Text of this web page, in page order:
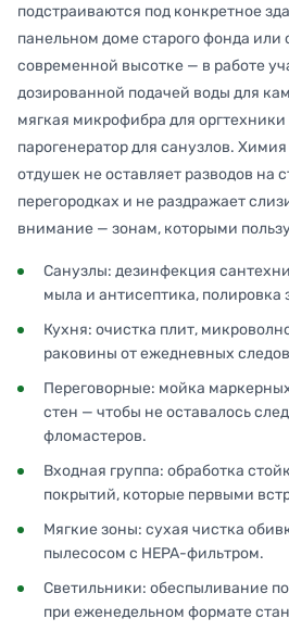
подстраиваются под конкретное
панельном доме старого фонда или
современной высотке — в работе
дозированной подачей воды для
мягкая микрофибра для оргтехники
парогенератор для санузлов.
отдушек не оставляет разводов на
перегородках и не раздражает
внимание — зонам, которыми
Санузлы: дезинфекция
мыла и антисептика, полировка
Кухня: очистка плит,
раковины от ежедневных
Переговорные: мойка
стен — чтобы не оставалось
фломастеров.
Входная группа: обработка
покрытий, которые первыми
Мягкие зоны: сухая чистка
пылесосом с HEPA-фильтром.
Светильники: обеспыливание
при еженедельном формате